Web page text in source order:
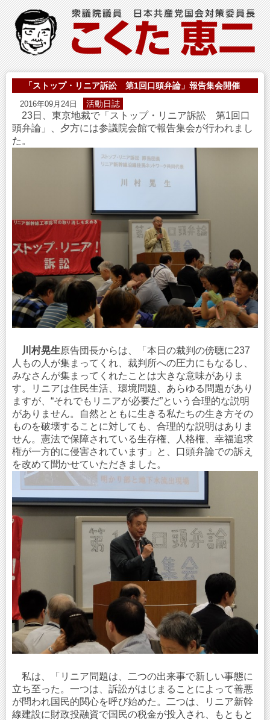
「ストップ・リニア訴訟 第1回口頭弁論」報告集会開催
2016年09月24日 活動日誌
23日、東京地裁で「ストップ・リニア訴訟 第1回口
頭弁論」、夕方には参議院会館で報告集会が行われまし
た。
川村晃生原告団長からは、「本日の裁判の傍聴に237
人もの人が集まってくれ、裁判所への圧力にもなるし、
みなさんが集まってくれたことは大きな意味がありま
す。リニアは住民生活、環境問題、あらゆる問題があり
ますが、“それでもリニアが必要だ”という合理的な説明
がありません。自然とともに生きる私たちの生き方その
ものを破壊することに対しても、合理的な説明はありま
せん。憲法で保障されている生存権、人格権、幸福追求
権が一方的に侵害されています」と、口頭弁論での訴え
を改めて聞かせていただきました。
私は、「リニア問題は、二つの出来事で新しい事態に
立ち至った。一つは、訴訟がはじまることによって善悪
が問われ国民的関心を呼び始めた。二つは、リニア新幹
線建設に財政投融資で国民の税金が投入され、もともと